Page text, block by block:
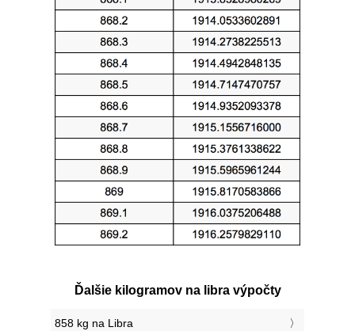
Ďalšie kilogramov na libra výpočty
858 kg na Libra